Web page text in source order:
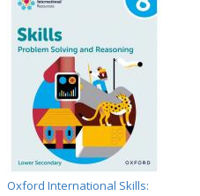
Oxford International Skills: